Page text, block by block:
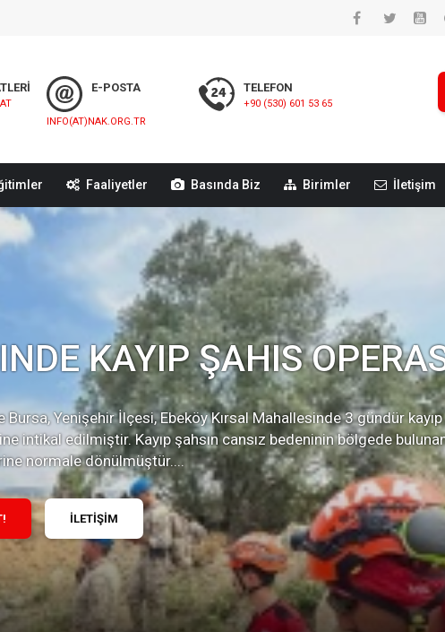
TELEFON
+90 (530) 601 53 65
E-POSTA
INFO(AT)NAK.ORG.TR
Faaliyetler Basında Biz Birimler İletişim
KAYIP ŞAHIS
Yenişehir İlçesi, Ebeköy Kırsal Mahallesinde 3 gündür
intikal edilmiştir. Kayıp şahsın cansız bedeninin bölgede
normale dönülmüştür....
İLETİŞİM